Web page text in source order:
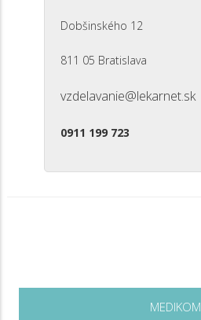
Dobšinského 12
811 05 Bratislava
vzdelavanie@lekarnet.sk
0911 199 723
MEDIKOM